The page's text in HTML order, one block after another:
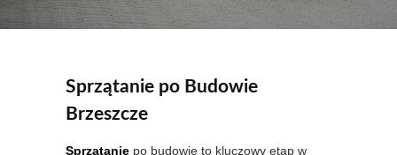
Sprzątanie po Budowie
Brzeszcze
Sprzątanie po budowie to kluczowy etap w